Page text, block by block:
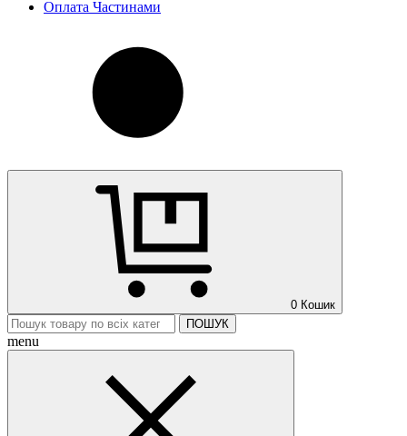
Оплата Частинами
0 Кошик
ПОШУК
menu